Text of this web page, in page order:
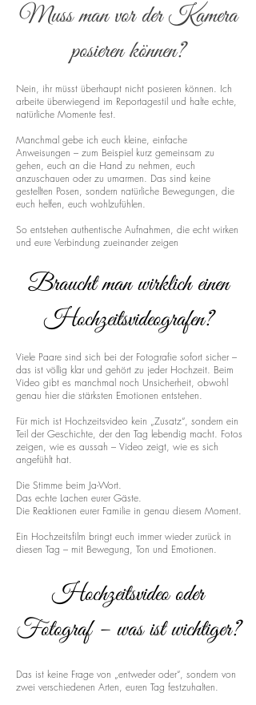
Muss man vor der Kamera
posieren können?
Nein, ihr müsst überhaupt nicht posieren können. Ich
arbeite überwiegend im Reportagestil und halte echte,
natürliche Momente fest.
Manchmal gebe ich euch kleine, einfache
Anweisungen – zum Beispiel kurz gemeinsam zu
gehen, euch an die Hand zu nehmen, euch
anzuschauen oder zu umarmen. Das sind keine
gestellten Posen, sondern natürliche Bewegungen, die
euch helfen, euch wohlzufühlen.
So entstehen authentische Aufnahmen, die echt wirken
und eure Verbindung zueinander zeigen
Braucht man wirklich einen
Hochzeitsvideografen?
Viele Paare sind sich bei der Fotografie sofort sicher –
das ist völlig klar und gehört zu jeder Hochzeit. Beim
Video gibt es manchmal noch Unsicherheit, obwohl
genau hier die stärksten Emotionen entstehen.
Für mich ist Hochzeitsvideo kein „Zusatz“, sondern ein
Teil der Geschichte, der den Tag lebendig macht. Fotos
zeigen, wie es aussah – Video zeigt, wie es sich
angefühlt hat.
Die Stimme beim Ja-Wort.
Das echte Lachen eurer Gäste.
Die Reaktionen eurer Familie in genau diesem Moment.
Ein Hochzeitsfilm bringt euch immer wieder zurück in
diesen Tag – mit Bewegung, Ton und Emotionen.
Hochzeitsvideo oder
Fotograf – was ist wichtiger?
Das ist keine Frage von „entweder oder“, sondern von
zwei verschiedenen Arten, euren Tag festzuhalten.